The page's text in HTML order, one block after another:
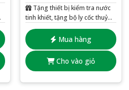
Mua hàng
Cho vào giỏ
Tặng thiết bị kiểm tra nước
tinh khiết, tặng bộ ly cốc thuỷ
tinh 6 chiếc